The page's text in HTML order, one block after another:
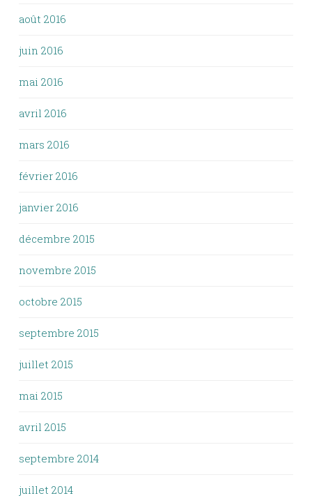
août 2016
juin 2016
mai 2016
avril 2016
mars 2016
février 2016
janvier 2016
décembre 2015
novembre 2015
octobre 2015
septembre 2015
juillet 2015
mai 2015
avril 2015
septembre 2014
juillet 2014